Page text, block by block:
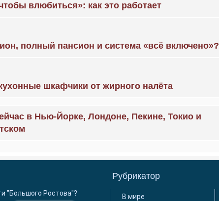
влюбиться»: как это работает
полный пансион и система «всё включено»?
шкафчики от жирного налёта
в Нью-Йорке, Лондоне, Пекине, Токио и
"Большого Ростова"?
Рубрикатор
В мире